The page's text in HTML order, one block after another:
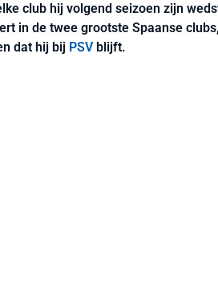
club hij volgend seizoen zijn
in de twee grootste Spaanse
dat hij bij PSVblijft.